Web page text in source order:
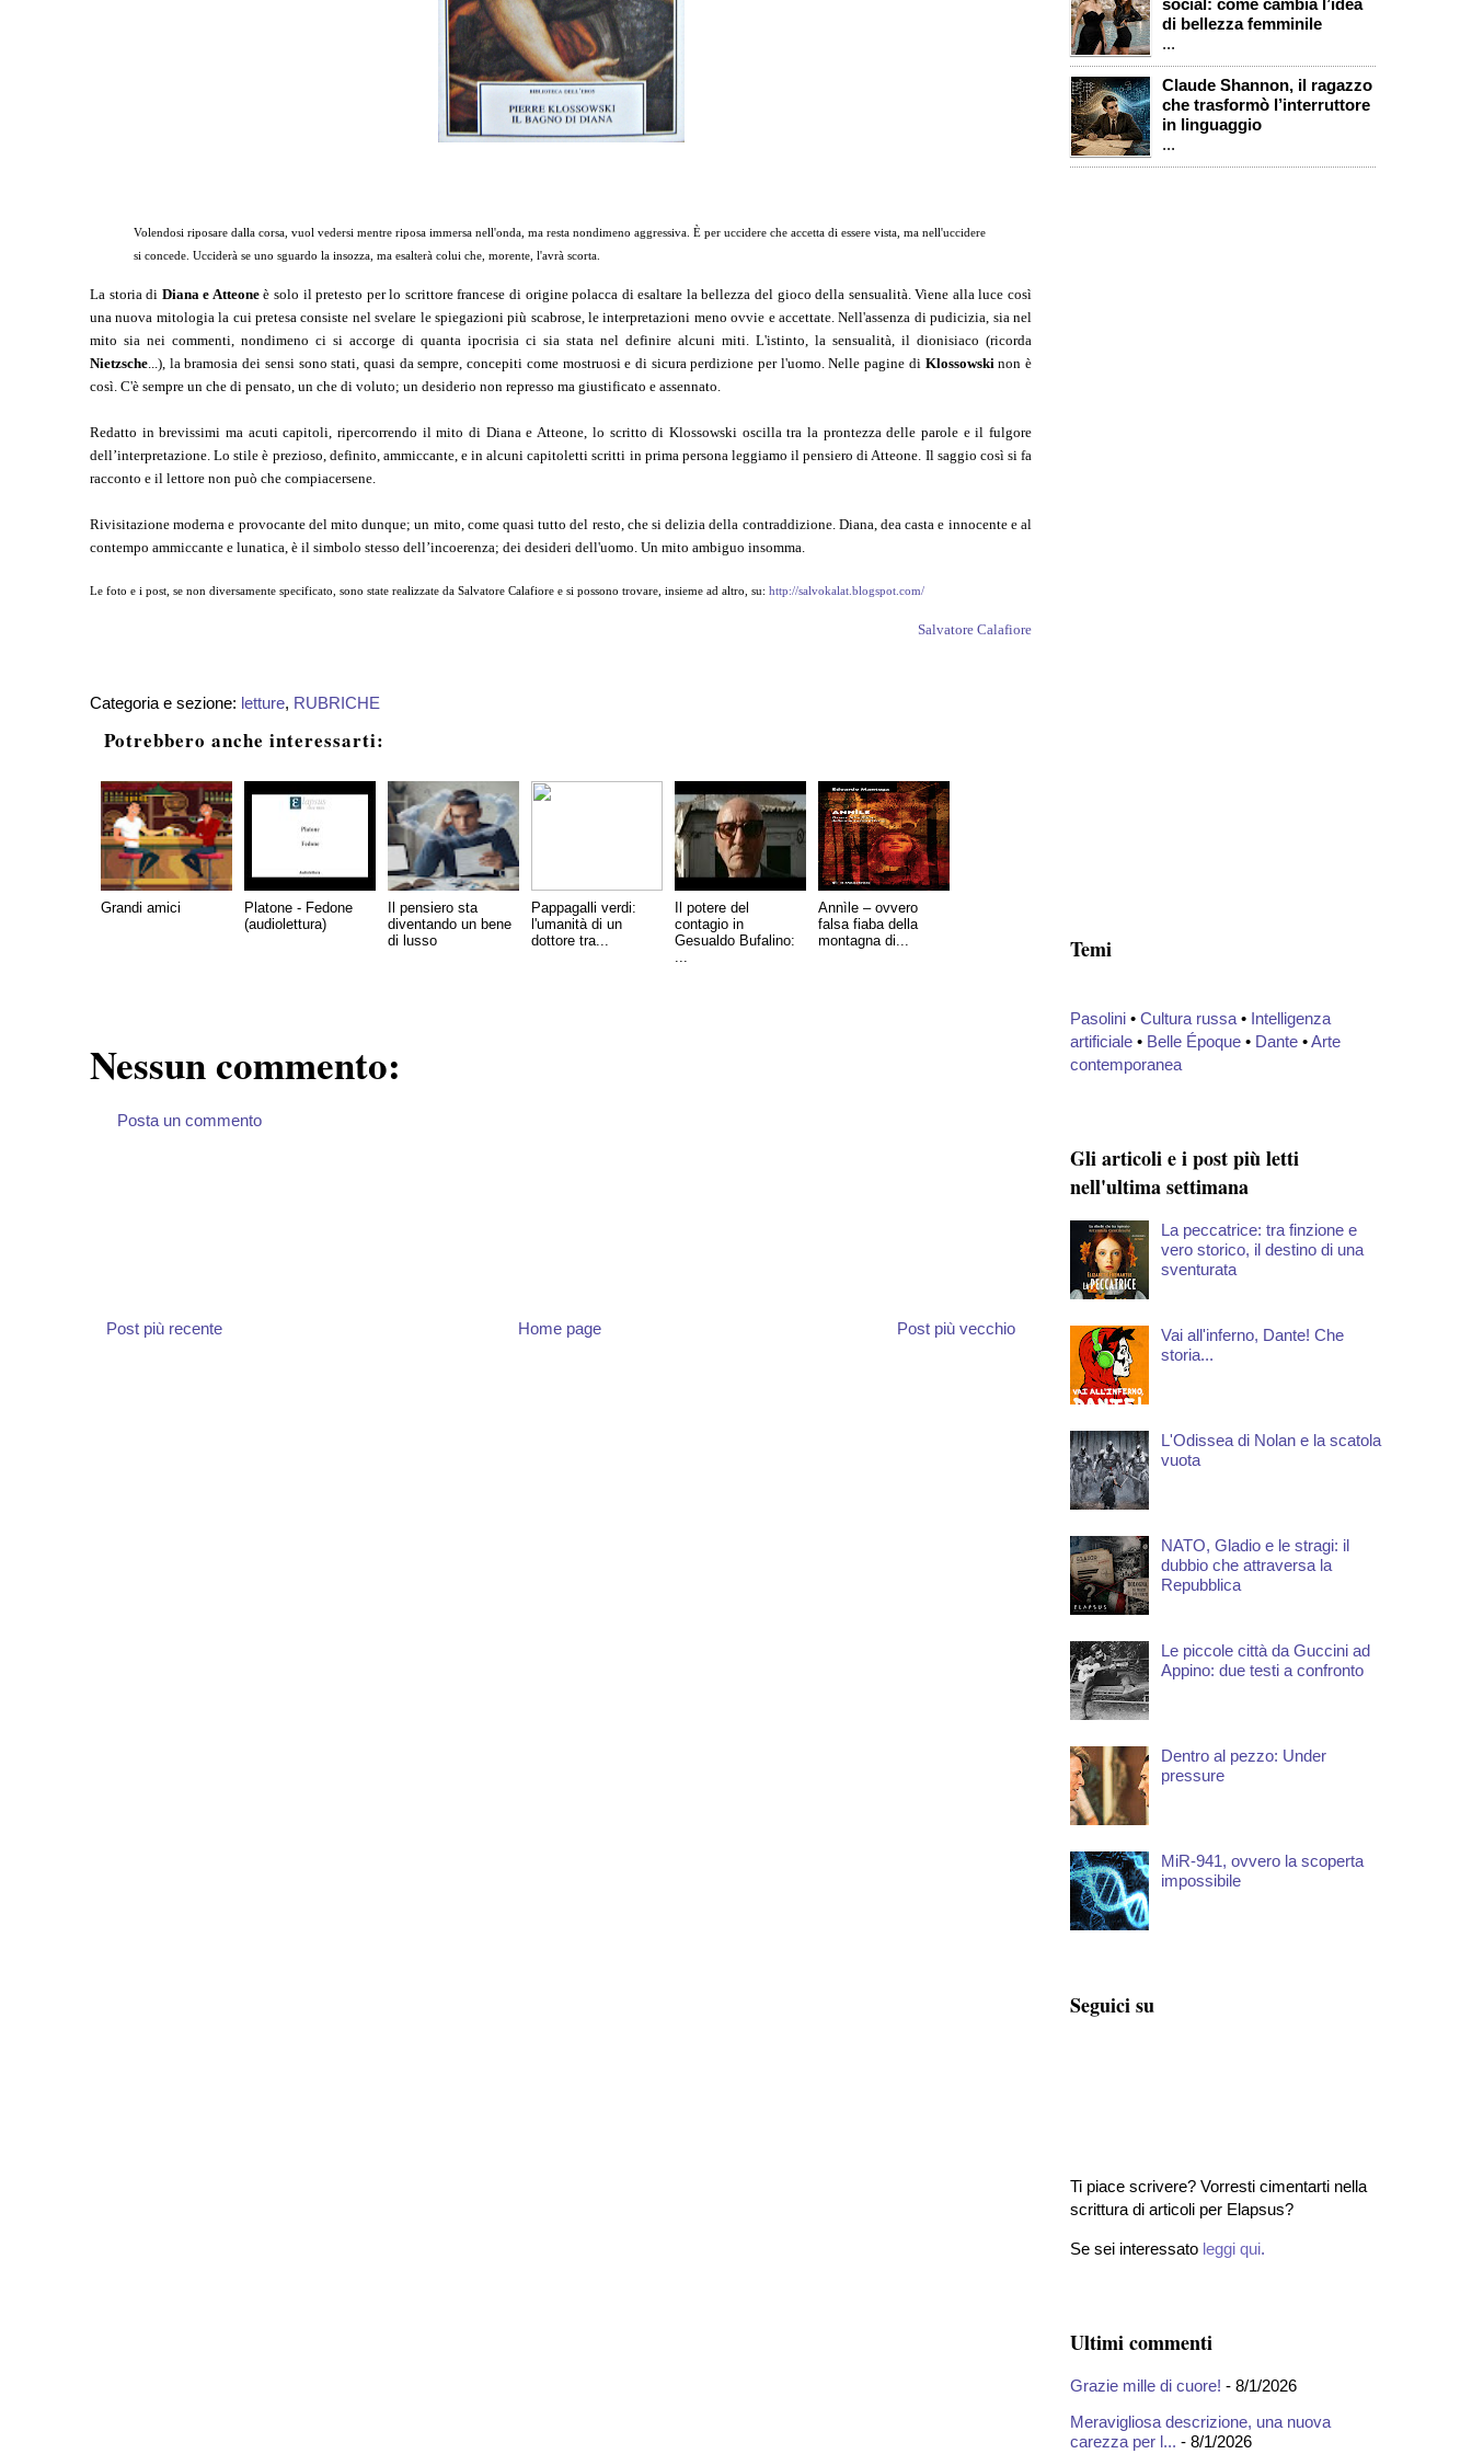
Volendosi riposare dalla corsa, vuol vedersi mentre riposa immersa nell'onda, ma resta nondimeno aggressiva. È per uccidere che accetta di essere vista, ma nell'uccidere
si concede. Ucciderà se uno sguardo la insozza, ma esalterà colui che, morente, l'avrà scorta.
La storia di Diana e Atteoneè solo il pretesto per lo scrittore francese di origine polacca di esaltare la bellezza del gioco della sensualità. Viene alla luce così
una nuova mitologia la cui pretesa consiste nel svelare le spiegazioni più scabrose, le interpretazioni meno ovvie e accettate. Nell'assenza di pudicizia, sia nel
mito sia nei commenti, nondimeno ci si accorge di quanta ipocrisia ci sia stata nel definire alcuni miti. L'istinto, la sensualità, il dionisiaco (ricorda
Nietzsche ...), la bramosia dei sensi sono stati, quasi da sempre, concepiti come mostruosi e di sicura perdizione per l'uomo. Nelle pagine di Klossowskinon è
così. C'è sempre un che di pensato, un che di voluto; un desiderio non represso ma giustificato e assennato.
Redatto in brevissimi ma acuti capitoli, ripercorrendo il mito di Diana e Atteone, lo scritto di Klossowski oscilla tra la prontezza delle parole e il fulgore
dell’interpretazione. Lo stile è prezioso, definito, ammiccante, e in alcuni capitoletti scritti in prima persona leggiamo il pensiero di Atteone. Il saggio così si fa
racconto e il lettore non può che compiacersene.
Rivisitazione moderna e provocante del mito dunque; un mito, come quasi tutto del resto, che si delizia della contraddizione. Diana, dea casta e innocente e al
contempo ammiccante e lunatica, è il simbolo stesso dell’incoerenza; dei desideri dell'uomo. Un mito ambiguo insomma.
Le foto e i post, se non diversamente specificato, sono state realizzate da Salvatore Calafiore e si possono trovare, insieme ad altro, su: http://salvokalat.blogspot.com/
Salvatore Calafiore
Categoria e sezione: letture, RUBRICHE
Potrebbero anche interessarti:
Grandi amici
Platone - Fedone
(audiolettura)
Il pensiero sta
diventando un bene
di lusso
Pappagalli verdi:
l'umanità di un
dottore tra...
Il potere del
contagio in
Gesualdo Bufalino:
...
Annìle – ovvero
falsa fiaba della
montagna di...
Nessun commento:
Posta un commento
Post più recente Post più vecchio
Home page
social: come cambia l’idea
di bellezza femminile
...
Claude Shannon, il ragazzo
che trasformò l’interruttore
in linguaggio
...
Temi
Pasolini • Cultura russa • Intelligenza
artificiale • Belle Époque • Dante •Arte
contemporanea
Gli articoli e i post più letti
nell'ultima settimana
La peccatrice: tra finzione e
vero storico, il destino di una
sventurata
Vai all'inferno, Dante! Che
storia...
L'Odissea di Nolan e la scatola
vuota
NATO, Gladio e le stragi: il
dubbio che attraversa la
Repubblica
Le piccole città da Guccini ad
Appino: due testi a confronto
Dentro al pezzo: Under
pressure
MiR-941, ovvero la scoperta
impossibile
Seguici su
Ti piace scrivere? Vorresti cimentarti nella
scrittura di articoli per Elapsus?
Se sei interessato leggi qui.
Ultimi commenti
Grazie mille di cuore! - 8/1/2026
Meravigliosa descrizione, una nuova
carezza per l... - 8/1/2026